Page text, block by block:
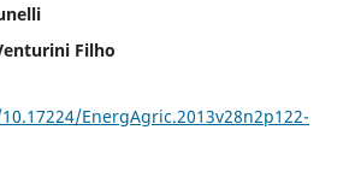
Filho
EnergAgric.2013v28n2p122-